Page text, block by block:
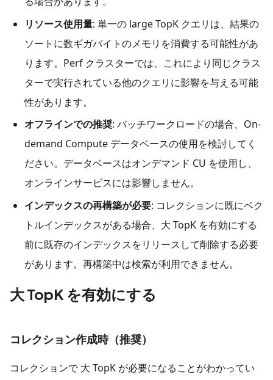
リソース使用量: 単一の large TopK クエリは、結果の
ソートに数ギガバイトのメモリを消費する可能性があ
ります。Perf クラスターでは、これにより同じクラス
ターで実行されている他のクエリに影響を与える可能
性があります。
オフラインでの推奨: バッチワークロードの場合、On-
demand Compute データベースの使用を検討してく
ださい。データベースはオンデマンド CU を使用し、
オンラインサービスには影響しません。
インデックスの再構築が必要: コレクションに既にベク
トルインデックスがある場合、大 TopK を有効にする
前に既存のインデックスをリリースして削除する必要
があります。再構築中は検索が利用できません。
大 TopK を有効にする
コレクション作成時（推奨）
コレクションで 大 TopK が必要になることがわかってい